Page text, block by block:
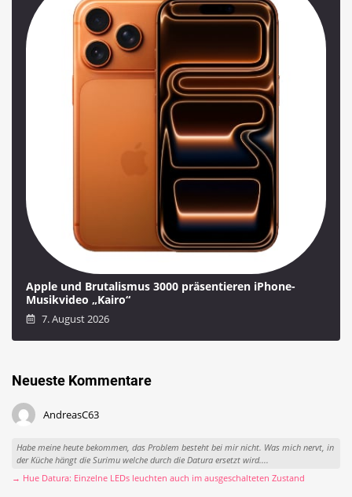
Apple und Brutalismus 3000 präsentieren iPhone-
Musikvideo „Kairo“
7. August 2026
Neueste Kommentare
AndreasC63
Habe meine heute bekommen, das Problem besteht bei mir nicht. Was mich nervt, in
der Küche hängt die Surimu welche durch die Datura ersetzt wird....
→ Hue Datura: Einzelne LEDs leuchten auch im ausgeschalteten Zustand